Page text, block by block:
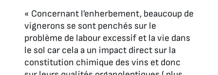
« Concernant l’enherbement, beaucoup de
vignerons se sont penchés sur le
problème de labour excessif et la vie dans
le sol car cela a un impact direct sur la
constitution chimique des vins et donc